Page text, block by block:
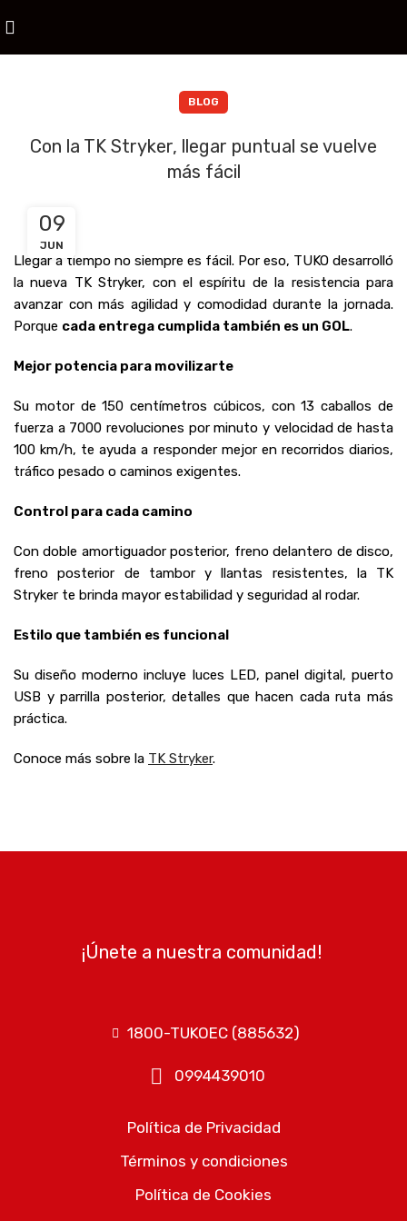
BLOG
Con la TK Stryker, llegar puntual se vuelve
más fácil
09
JUN
Llegar a tiempo no siempre es fácil. Por eso, TUKO desarrolló
la nueva TK Stryker, con el espíritu de la resistencia para
avanzar con más agilidad y comodidad durante la jornada.
Porque cada entrega cumplida también es un GOL.
Mejor potencia para movilizarte
Su motor de 150 centímetros cúbicos, con 13 caballos de
fuerza a 7000 revoluciones por minuto y velocidad de hasta
100 km/h, te ayuda a responder mejor en recorridos diarios,
tráfico pesado o caminos exigentes.
Control para cada camino
Con doble amortiguador posterior, freno delantero de disco,
freno posterior de tambor y llantas resistentes, la TK
Stryker te brinda mayor estabilidad y seguridad al rodar.
Estilo que también es funcional
Su diseño moderno incluye luces LED, panel digital, puerto
USB y parrilla posterior, detalles que hacen cada ruta más
práctica.
Conoce más sobre la TK Stryker.
¡Únete a nuestra comunidad!
1800-TUKOEC (885632)​
0994439010​
Política de Privacidad​
Términos y condiciones​
Política de Cookies​